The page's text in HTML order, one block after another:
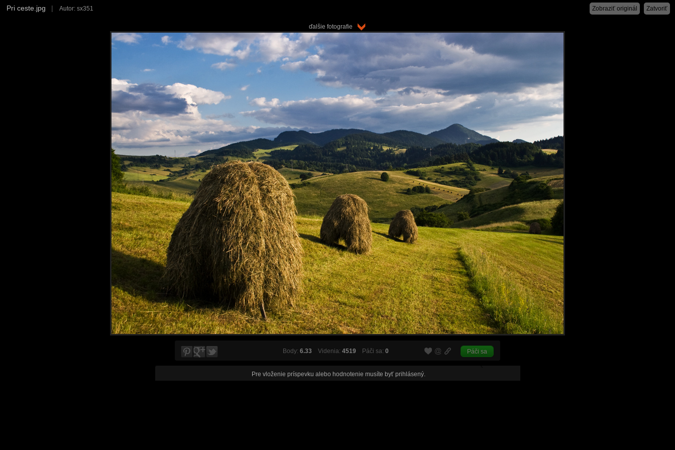
Pri ceste.jpg | Autor: sx351 Zatvoriť
Zobraziť originál
ďalšie fotografie
Body: 6.33 Videnia: 4519 Páči sa: 0 Páči sa
Pre vloženie príspevku alebo hodnotenie musíte byť prihlásený.